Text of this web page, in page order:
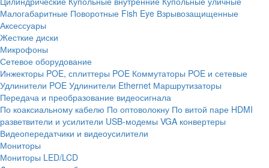
Малогабаритные Поворотные Fish Eye Взрывозащищенные
Аксессуары
Жесткие диски
Микрофоны
Сетевое оборудование
Инжекторы POE, сплиттеры POE Коммутаторы POE и сетевые
Удлинители POE Удлинители Ethernet Маршрутизаторы
Передача и преобразование видеосигнала
По коаксиальному кабелю По оптоволокну По витой паре HDMI
разветвители и усилители USB-модемы VGA конвертеры
Видеопередатчики и видеоусилители
Мониторы
Мониторы LED/LCD